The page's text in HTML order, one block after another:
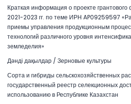
Краткая информация о проекте
2021-2023 гг. по теме ИРН AP09259597
приемы управления продукционным
технологий различного уровня
земледелия»
Дәнді дақылдар / Зерновые культуры
Сорта и гибриды сельскохозяйственных
государственный реестр селекционных
использованию в Республике Казахстан